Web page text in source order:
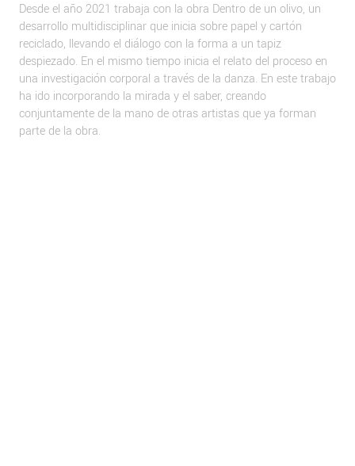
Desde el año 2021 trabaja con la obra Dentro de un olivo, un
desarrollo multidisciplinar que inicia sobre papel y cartón
reciclado, llevando el diálogo con la forma a un tapiz
despiezado. En el mismo tiempo inicia el relato del proceso en
una investigación corporal a través de la danza. En este trabajo
ha ido incorporando la mirada y el saber, creando
conjuntamente de la mano de otras artistas que ya forman
parte de la obra.